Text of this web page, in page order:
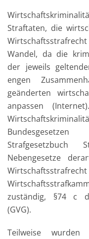
Straftaten, die
Wandel, da die
der jeweils
engen
geänderten
anpassen
Strafgesetzbuch
Nebengesetze
zuständig, §74 c
(GVG).
Teilweise